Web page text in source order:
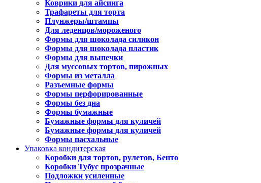
Коврики для айсинга
Трафареты для торта
Плунжеры/штампы
Для леденцов/мороженого
Формы для шоколада силикон
Формы для шоколада пластик
Формы для выпечки
Для муссовых тортов, пирожных
Формы из металла
Разъемные формы
Формы перфорированные
Формы без дна
Формы бумажные
Бумажные формы для куличей
Бумажные формы для куличей
Формы пасхальные
Упаковка кондитерская
Коробки для тортов, рулетов, Бенто
Коробки Тубус прозрачные
Подложки усиленные